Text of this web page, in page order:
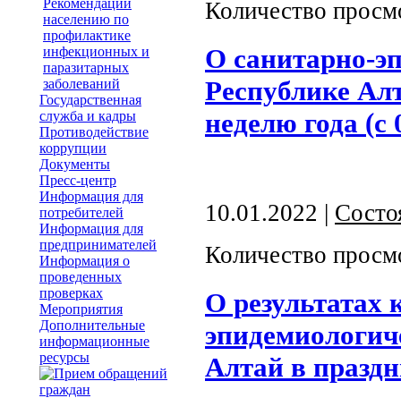
Рекомендации
населению по
профилактике
инфекционных и
паразитарных
заболеваний
Государственная
служба и кадры
Противодействие
коррупции
Документы
Пресс-центр
Информация для
потребителей
Информация для
предпринимателей
Информация о
проведенных
проверках
Мероприятия
Дополнительные
информационные
ресурсы
Количество
О санитарно-
Республике
неделю года (с
10.01.2022 |
Количество
О результатах
Алтай в